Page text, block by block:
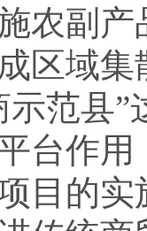
农副
区域
示范县
台作
目的